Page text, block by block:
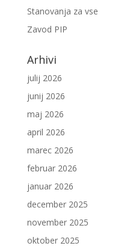
Stanovanja za vse
Zavod PIP
Arhivi
julij 2026
junij 2026
maj 2026
april 2026
marec 2026
februar 2026
januar 2026
december 2025
november 2025
oktober 2025